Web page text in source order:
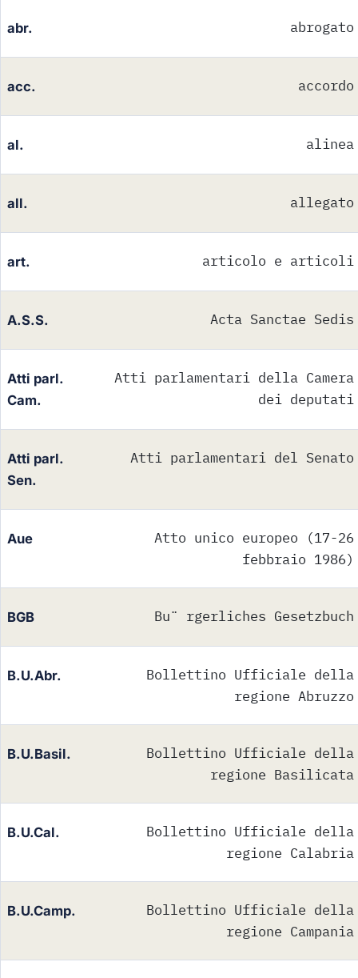
abr. abrogato
acc. accordo
al. alinea
all. allegato
art. articolo e articoli
A.S.S. Acta Sanctae Sedis
Atti parl.
Cam.
Atti parlamentari della Camera
dei deputati
Atti parl.
Sen.
Atti parlamentari del Senato
Aue
Atto unico europeo (17-26
febbraio 1986)
BGB Bu¨ rgerliches Gesetzbuch
B.U.Abr.
Bollettino Ufficiale della
regione Abruzzo
B.U.Basil.
Bollettino Ufficiale della
regione Basilicata
B.U.Cal.
Bollettino Ufficiale della
regione Calabria
B.U.Camp.
Bollettino Ufficiale della
regione Campania